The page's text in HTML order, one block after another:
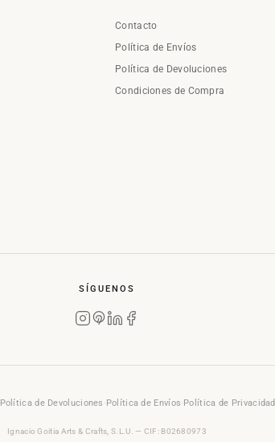
Contacto
Política de Envíos
Política de Devoluciones
Condiciones de Compra
SÍGUENOS
Política de Devoluciones ·Política de Envíos·Política de Privacidad
Ignacio Goitia Arts & Crafts, S.L.U. — CIF: B02680973